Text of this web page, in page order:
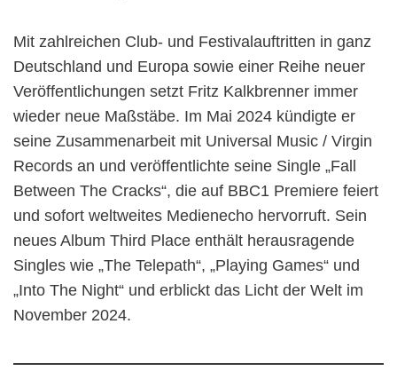
Mit zahlreichen Club- und Festivalauftritten in ganz
Deutschland und Europa sowie einer Reihe neuer
Veröffentlichungen setzt Fritz Kalkbrenner immer
wieder neue Maßstäbe. Im Mai 2024 kündigte er
seine Zusammenarbeit mit Universal Music / Virgin
Records an und veröffentlichte seine Single „Fall
Between The Cracks“, die auf BBC1 Premiere feiert
und sofort weltweites Medienecho hervorruft. Sein
neues Album Third Place enthält herausragende
Singles wie „The Telepath“, „Playing Games“ und
„Into The Night“ und erblickt das Licht der Welt im
November 2024.